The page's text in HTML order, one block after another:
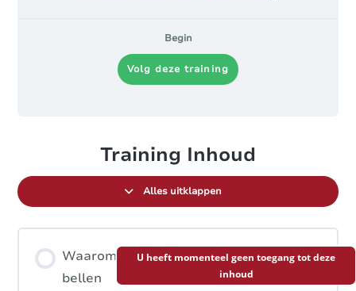
Begin
Volg deze training
Training Inhoud
Alles uitklappen
Waarom
bellen
U heeft momenteel geen toegang tot deze
inhoud